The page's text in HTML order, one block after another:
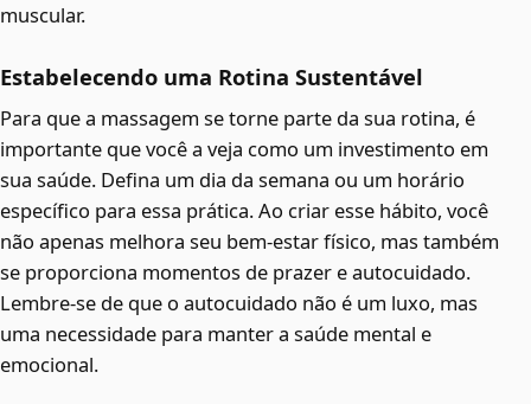
muscular.
Estabelecendo uma Rotina Sustentável
Para que a massagem se torne parte da sua rotina, é
importante que você a veja como um investimento em
sua saúde. Defina um dia da semana ou um horário
específico para essa prática. Ao criar esse hábito, você
não apenas melhora seu bem-estar físico, mas também
se proporciona momentos de prazer e autocuidado.
Lembre-se de que o autocuidado não é um luxo, mas
uma necessidade para manter a saúde mental e
emocional.